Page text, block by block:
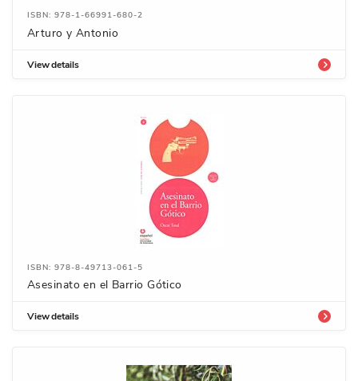
ISBN: 978-1-66991-680-2
Arturo y Antonio
View details
ISBN: 978-8-49713-061-5
Asesinato en el Barrio Gótico
View details